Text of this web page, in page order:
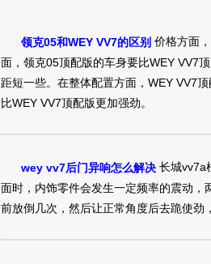
力，高速上不去
淄博：用户
10855687
WEY
刚开始主要是喜
发现这款车后，
款国产wey，再
济南：安静不
接啊hi
真实油耗：油耗
啊。，首先，选
好必须国产，虽
持，它永远也做
领克05和WEY VV7的区别 价格方面
面，领克05顶配版的车身要比WEY VV7
距短一些。在整体配置方面，WEY VV7
比WEY VV7顶配版更加强劲。
wey vv7后门异响怎么解决 长城vv7a
面时，内饰零件会发生一定频率的震动
前放倒几次，然后让正常角度后去跪使